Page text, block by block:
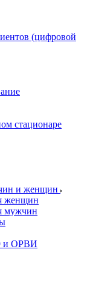
(цифровой
стационаре
и женщин
женщин
мужчин
и ОРВИ